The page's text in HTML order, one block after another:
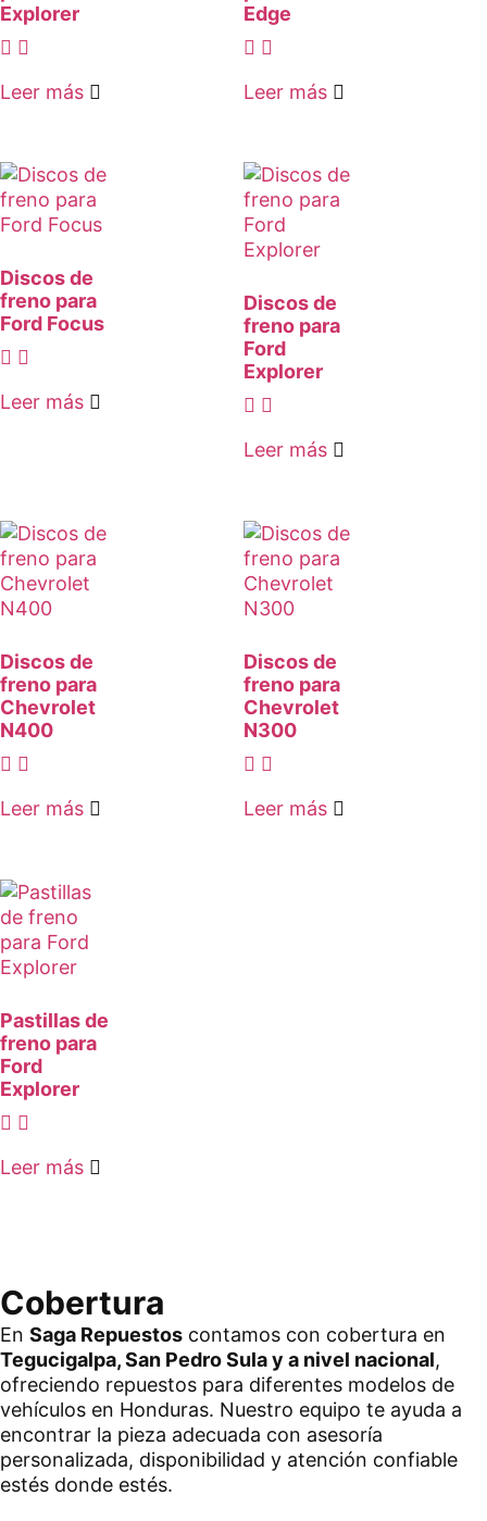
Explorer
Leer más
Edge
Leer más
Discos de
freno para
Ford Focus
Leer más
Discos de
freno para
Ford
Explorer
Leer más
Discos de
freno para
Chevrolet
N400
Leer más
Discos de
freno para
Chevrolet
N300
Leer más
Pastillas de
freno para
Ford
Explorer
Leer más
Cobertura
En Saga Repuestos contamos con cobertura en
Tegucigalpa, San Pedro Sula y a nivel nacional,
ofreciendo repuestos para diferentes modelos de
vehículos en Honduras. Nuestro equipo te ayuda a
encontrar la pieza adecuada con asesoría
personalizada, disponibilidad y atención confiable
estés donde estés.